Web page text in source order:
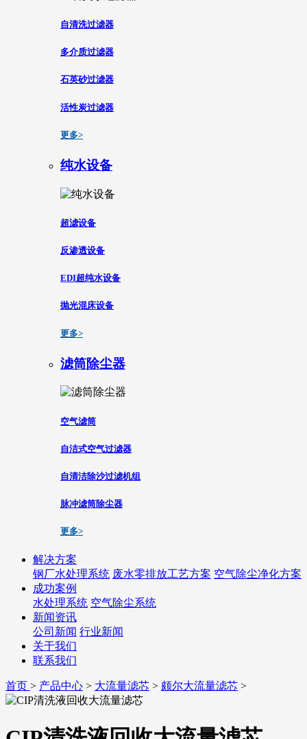
自清洗过滤器
多介质过滤器
石英砂过滤器
活性炭过滤器
更多>
纯水设备
超滤设备
反渗透设备
EDI超纯水设备
抛光混床设备
更多>
滤筒除尘器
空气滤筒
自洁式空气过滤器
自清洁除沙过滤机组
脉冲滤筒除尘器
更多>
解决方案
钢厂水处理系统 废水零排放工艺方案 空气除尘净化方案
成功案例
水处理系统 空气除尘系统
新闻资讯
公司新闻 行业新闻
关于我们
联系我们
首页 > 产品中心 > 大流量滤芯 > 颇尔大流量滤芯 >